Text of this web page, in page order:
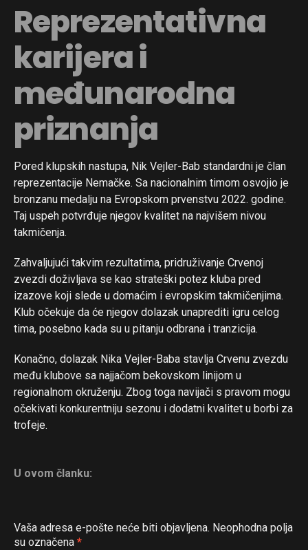
Reprezentativna
karijera i
međunarodna
priznanja
Pored klupskih nastupa, Nik Vejler-Bab standardni je član
reprezentacije Nemačke. Sa nacionalnim timom osvojio je
bronzanu medalju na Evropskom prvenstvu 2022. godine.
Taj uspeh potvrđuje njegov kvalitet na najvišem nivou
takmičenja.
Zahvaljujući takvim rezultatima, pridruživanje Crvenoj
zvezdi doživljava se kao strateški potez kluba pred
izazove koji slede u domaćim i evropskim takmičenjima.
Klub očekuje da će njegov dolazak unaprediti igru celog
tima, posebno kada su u pitanju odbrana i tranzicija.
Konačno, dolazak Nika Vejler-Baba stavlja Crvenu zvezdu
među klubove sa najjačom bekovskom linijom u
regionalnom okruženju. Zbog toga navijači s pravom mogu
očekivati konkurentniju sezonu i dodatni kvalitet u borbi za
trofeje.
U ovom članku:
Vaša adresa e-pošte neće biti objavljena. Neophodna polja
su označena *